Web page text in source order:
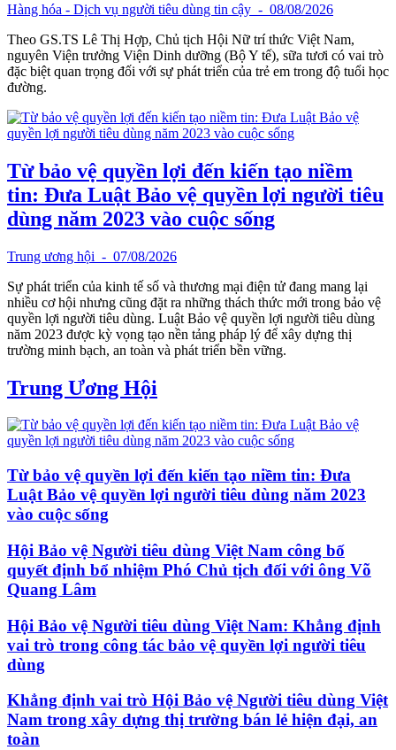
Hàng hóa - Dịch vụ người tiêu dùng tin cậy - 08/08/2026
Theo GS.TS Lê Thị Hợp, Chủ tịch Hội Nữ trí thức Việt Nam,
nguyên Viện trưởng Viện Dinh dưỡng (Bộ Y tế), sữa tươi có vai trò
đặc biệt quan trọng đối với sự phát triển của trẻ em trong độ tuổi học
đường.
Từ bảo vệ quyền lợi đến kiến tạo niềm
tin: Đưa Luật Bảo vệ quyền lợi người tiêu
dùng năm 2023 vào cuộc sống
Trung ương hội - 07/08/2026
Sự phát triển của kinh tế số và thương mại điện tử đang mang lại
nhiều cơ hội nhưng cũng đặt ra những thách thức mới trong bảo vệ
quyền lợi người tiêu dùng. Luật Bảo vệ quyền lợi người tiêu dùng
năm 2023 được kỳ vọng tạo nền tảng pháp lý để xây dựng thị
trường minh bạch, an toàn và phát triển bền vững.
Trung Ương Hội
Từ bảo vệ quyền lợi đến kiến tạo niềm tin: Đưa
Luật Bảo vệ quyền lợi người tiêu dùng năm 2023
vào cuộc sống
Hội Bảo vệ Người tiêu dùng Việt Nam công bố
quyết định bổ nhiệm Phó Chủ tịch đối với ông Võ
Quang Lâm
Hội Bảo vệ Người tiêu dùng Việt Nam: Khẳng định
vai trò trong công tác bảo vệ quyền lợi người tiêu
dùng
Khẳng định vai trò Hội Bảo vệ Người tiêu dùng Việt
Nam trong xây dựng thị trường bán lẻ hiện đại, an
toàn